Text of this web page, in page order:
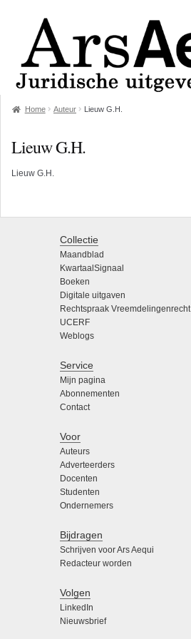
Home Auteur Lieuw G.H.
Lieuw G.H.
Lieuw G.H.
Collectie
Maandblad
KwartaalSignaal
Boeken
Digitale uitgaven
Rechtspraak Vreemdelingenrecht
UCERF
Weblogs
Service
Mijn pagina
Abonnementen
Contact
Voor
Auteurs
Adverteerders
Docenten
Studenten
Ondernemers
Bijdragen
Schrijven voor Ars Aequi
Redacteur worden
Volgen
LinkedIn
Nieuwsbrief